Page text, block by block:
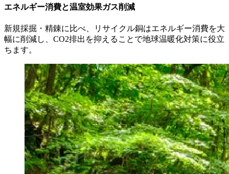
エネルギー消費と温室効果ガス削減
新規採掘・精錬に比べ、リサイクル銅はエネルギー消費を大
幅に削減し、CO2排出を抑えることで地球温暖化対策に役立
ちます。